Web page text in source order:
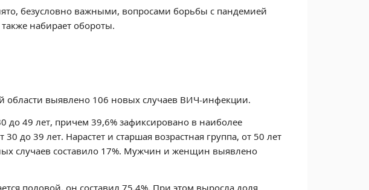
безусловно важными, вопросами борьбы с пандемией
набирает обороты.
области выявлено 106 новых случаев ВИЧ-инфекции.
до 49 лет, причем 39,6% зафиксировано в наиболее
до 39 лет. Нарастет и старшая возрастная группа, от 50 лет
случаев составило 17%. Мужчин и женщин выявлено
половой, он составил 75,4%. При этом выросла доля